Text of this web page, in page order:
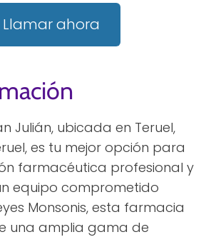
Llamar ahora
Julián, ubicada en Teruel,
es tu mejor opción para
farmacéutica profesional y
equipo comprometido
Monsonis, esta farmacia
una amplia gama de